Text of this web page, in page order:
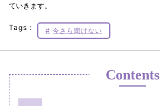
ていきます。
Tags： 今さら聞けない
Contents